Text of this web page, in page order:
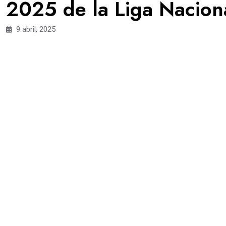
2025 de la Liga
9 abril, 2025